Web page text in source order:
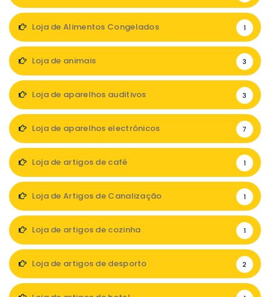
Loja de Alimentos Congelados 1
Loja de animais 3
Loja de aparelhos auditivos 3
Loja de aparelhos electrónicos 7
Loja de artigos de café 1
Loja de Artigos de Canalização 1
Loja de artigos de cozinha 1
Loja de artigos de desporto 2